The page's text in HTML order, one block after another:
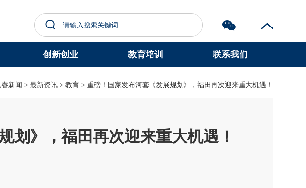
生活@科大
教授简录 认识科大
创新创业 教育培训 联系我们
睿新闻 > 最新资讯> 教育 > 重磅！国家发布河套《发展规划》，福田再次迎来重大机遇！
划》，福田再次迎来重大机遇！